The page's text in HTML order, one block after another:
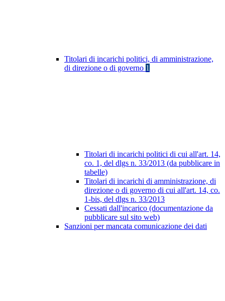
Titolari di incarichi politici, di amministrazione,
di direzione o di governo 1
Titolari di incarichi politici di cui all'art. 14,
co. 1, del dlgs n. 33/2013 (da pubblicare in
tabelle)
Titolari di incarichi di amministrazione, di
direzione o di governo di cui all'art. 14, co.
1-bis, del dlgs n. 33/2013
Cessati dall'incarico (documentazione da
pubblicare sul sito web)
Sanzioni per mancata comunicazione dei dati